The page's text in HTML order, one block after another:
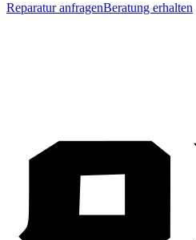
Reparatur anfragenBeratung erhalten